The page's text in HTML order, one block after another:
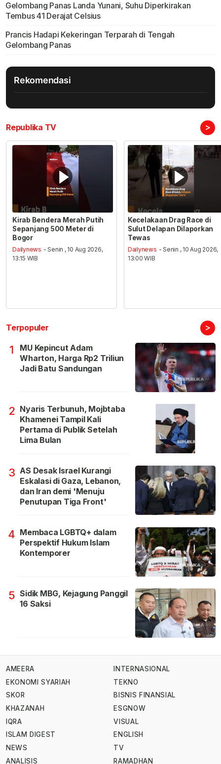
Gelombang Panas Landa Yunani, Suhu Diperkirakan
Tembus 41 Derajat Celsius
Prancis Hadapi Kekeringan Terparah di Tengah
Gelombang Panas
Rekomendasi
Republika TV >
Kirab Bendera Merah Putih
Sepanjang 500 Meter di
Bogor
Dailynews - Senin , 10 Aug 2026,
13:15 WIB
Kecelakaan Drag Race di
Sulut Delapan Dilaporkan
Tewas
Dailynews - Senin , 10 Aug 2026,
13:00 WIB
Terpopuler >
1
MU Kepincut Adam
Wharton, Harga Rp2 Triliun
Jadi Batu Sandungan
2 Nyaris Terbunuh, Mojbtaba
Khamenei Tampil Kali
Pertama di Publik Setelah
Lima Bulan
3 AS Desak Israel Kurangi
Eskalasi di Gaza, Lebanon,
dan Iran demi 'Menuju
Penutupan Tiga Front'
4 Membaca LGBTQ+ dalam
Perspektif Hukum Islam
Kontemporer
5 Sidik MBG, Kejagung Panggil
16 Saksi
AMEERA
EKONOMI SYARIAH
SKOR
KHAZANAH
IQRA
ISLAM DIGEST
NEWS
ANALISIS
INTERNASIONAL
TEKNO
BISNIS FINANSIAL
ESGNOW
VISUAL
ENGLISH
TV
RAMADHAN